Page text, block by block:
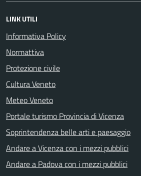
LINK UTILI
Informativa Policy
Normattiva
Protezione civile
Cultura Veneto
Meteo Veneto
Portale turismo Provincia di Vicenza
Soprintendenza belle arti e paesaggio
Andare a Vicenza con i mezzi pubblici
Andare a Padova con i mezzi pubblici